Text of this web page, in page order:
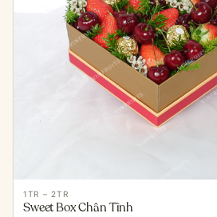
1TR – 2TR
Sweet Box Chân Tình